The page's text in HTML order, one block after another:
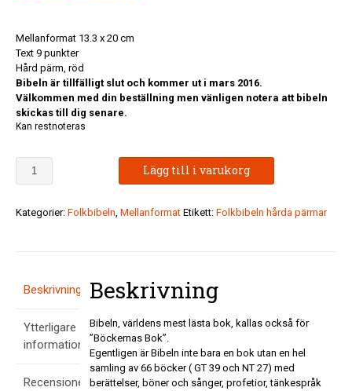
Mellanformat 13.3 x 20 cm
Text 9 punkter
Hård pärm, röd
Bibeln är tillfälligt slut och kommer ut i mars 2016.
Välkommen med din beställning men vänligen notera att bibeln
skickas till dig senare.
Kan restnoteras
hård
Lägg till i varukorg
Kategorier: Folkbibeln Mellanformat Etikett: Folkbibeln hårda pärmar
Beskrivning
Ytterligare
information
Recensioner
Beskrivning
Bibeln, världens mest lästa bok, kallas också för
”Böckernas Bok”.
Egentligen är Bibeln inte bara en bok utan en hel
samling av 66 böcker ( GT 39 och NT 27) med
berättelser, böner och sånger, profetior, tänkespråk